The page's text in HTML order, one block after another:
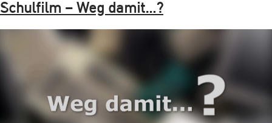
Schulfilm – Weg damit…?